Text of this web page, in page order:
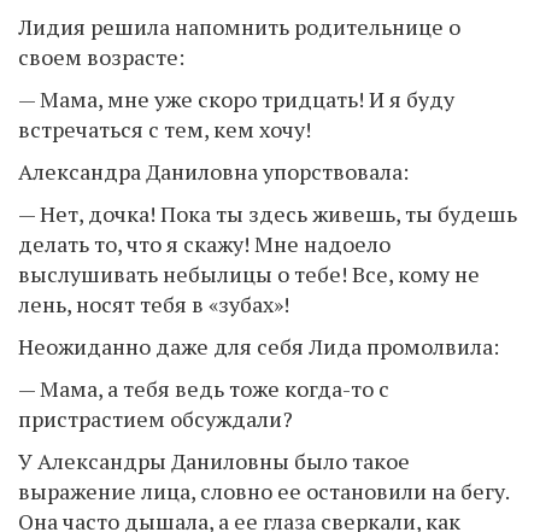
Лидия решила напомнить родительнице о
своем возрасте:
— Мама, мне уже скоро тридцать! И я буду
встречаться с тем, кем хочу!
Александра Даниловна упорствовала:
— Нет, дочка! Пока ты здесь живешь, ты будешь
делать то, что я скажу! Мне надоело
выслушивать небылицы о тебе! Все, кому не
лень, носят тебя в «зубах»!
Неожиданно даже для себя Лида промолвила:
— Мама, а тебя ведь тоже когда-то с
пристрастием обсуждали?
У Александры Даниловны было такое
выражение лица, словно ее остановили на бегу.
Она часто дышала, а ее глаза сверкали, как